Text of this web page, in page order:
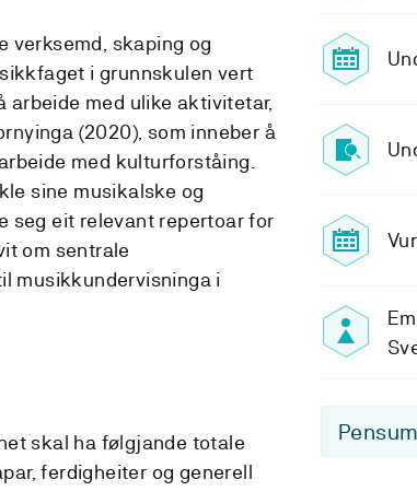
verksemd, skaping og
i grunnskulen vert
arbeide med ulike aktivitetar,
(2020), som inneber å
med kulturforståing.
sine musikalske og
seg eit relevant repertoar for
om sentrale
musikkundervisninga i
skal ha følgjande totale
ferdigheiter og generell